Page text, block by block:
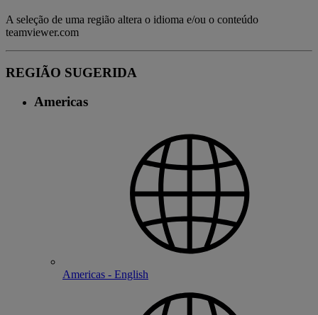
A seleção de uma região altera o idioma e/ou o conteúdo
teamviewer.com
REGIÃO SUGERIDA
Americas
Americas - English